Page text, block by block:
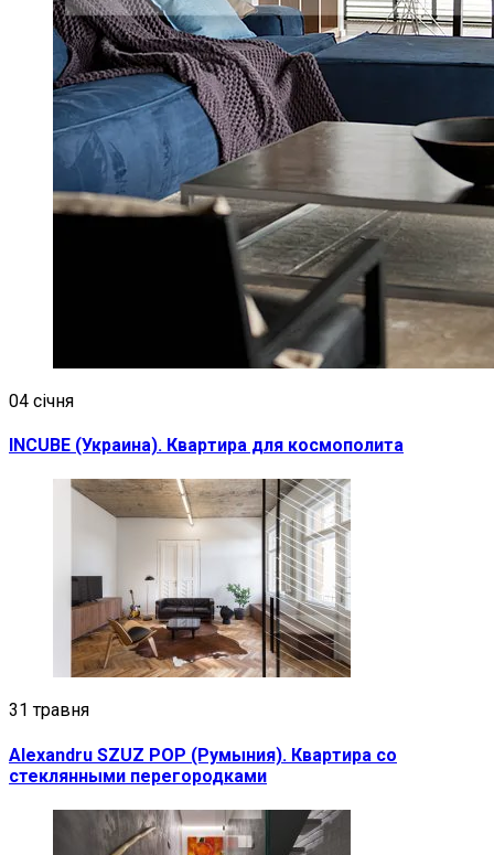
04 січня
INCUBE (Украина). Квартира для космополита
31 травня
Alexandru SZUZ POP (Румыния). Квартира со
стеклянными перегородками